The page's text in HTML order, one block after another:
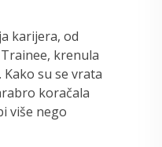
karijera, od
krenula
su se vrata
koračala
više nego